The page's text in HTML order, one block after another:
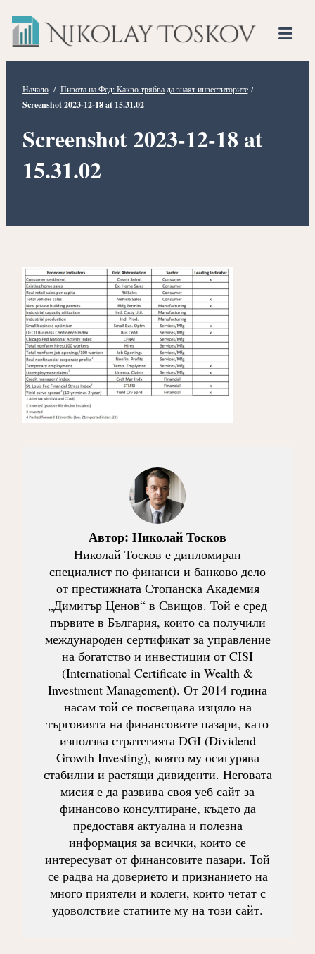
Прескочете
към
съдържанието
Финансов
Начало / Пивота на Фед: Какво трябва да знаят инвеститорите/
Screenshot 2023-12-18 at 15.31.02
Screenshot 2023-12-18 at
15.31.02
Автор: Николай Тосков
Николай Тосков е дипломиран
специалист по финанси и банково дело
от престижната Стопанска Академия
„Димитър Ценов“ в Свищов. Той е сред
първите в България, които са получили
международен сертификат за управление
на богатство и инвестиции от CISI
(International Certificate in Wealth &
Investment Management). От 2014 година
насам той се посвещава изцяло на
търговията на финансовите пазари, като
използва стратегията DGI (Dividend
Growth Investing), която му осигурява
стабилни и растящи дивиденти. Неговата
мисия е да развива своя уеб сайт за
финансово консултиране, където да
предоставя актуална и полезна
информация за всички, които се
интересуват от финансовите пазари. Той
се радва на доверието и признанието на
много приятели и колеги, които четат с
удоволствие статиите му на този сайт.